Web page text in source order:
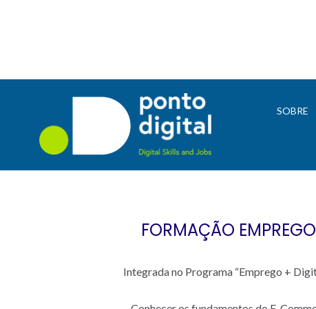
SOBRE
FORMAÇÃO
Integrada no Programa “Emprego +